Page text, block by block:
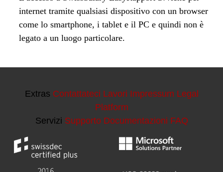
Extras Contattateci Lavori Impressum Legal
Platform
Servizi Supporto Documentazioni FAQ